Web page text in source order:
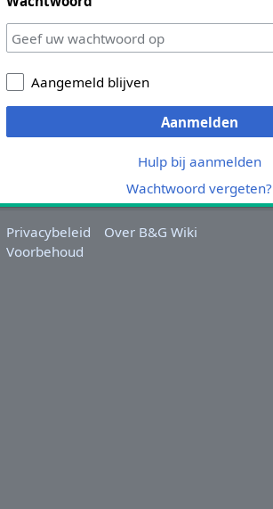
Aangemeld blijven
Aanmelden
Hulp bij aanmelden
Wachtwoord vergeten?
Privacybeleid
Over B&G Wiki
Voorbehoud